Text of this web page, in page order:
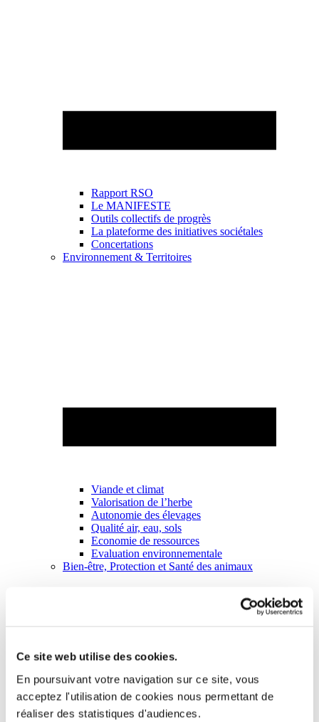
Ce site web utilise des cookies.
En poursuivant votre navigation sur ce site, vous
acceptez l'utilisation de cookies nous permettant de
réaliser des statistiques d'audiences.
Rapport RSO
Le MANIFESTE
Outils collectifs de progrès
La plateforme des initiatives sociétales
Concertations
Environnement & Territoires
Viande et climat
Valorisation de l’herbe
Autonomie des élevages
Qualité air, eau, sols
Economie de ressources
Evaluation environnementale
Bien-être, Protection et Santé des animaux